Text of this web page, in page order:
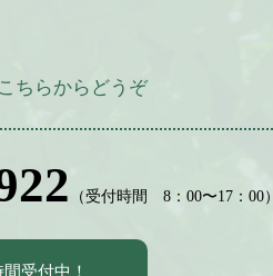
ちらからどうぞ
（受付時間 8：00〜17：00）
受付中！